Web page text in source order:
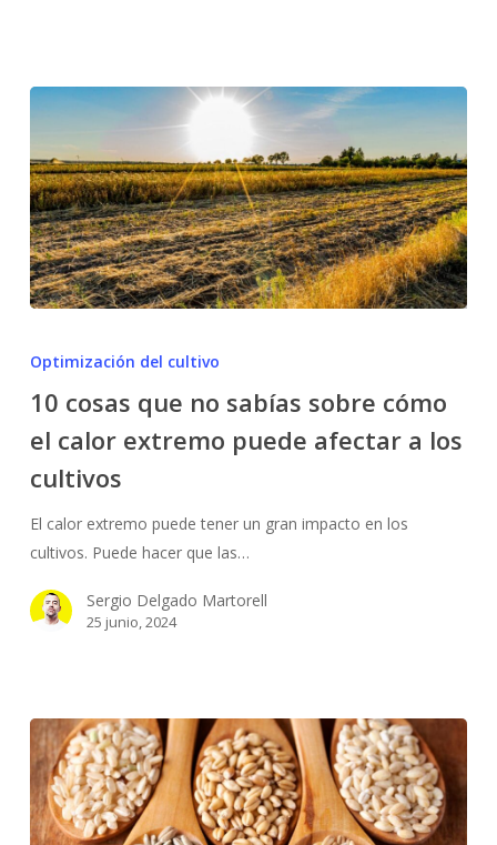
no
sabías
sobre
cómo
el
calor
puede
cultivos
Optimización del cultivo
10 cosas que no sabías sobre cómo
el calor extremo puede afectar a los
cultivos
El calor extremo puede tener un gran impacto en los
cultivos. Puede hacer que las…
Sergio Delgado Martorell
25 junio, 2024